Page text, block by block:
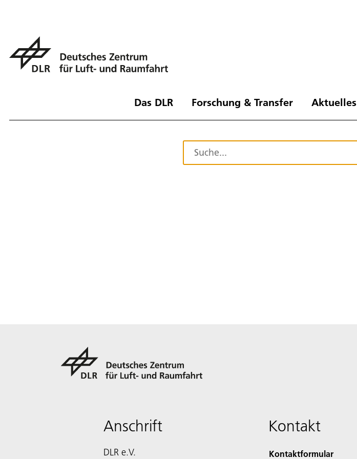
Das DLR Forschung & Transfer Aktuelles
Anschrift
DLR e.V.
Kontakt
Kontaktformular